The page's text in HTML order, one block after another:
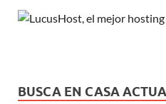
BUSCA EN CASA